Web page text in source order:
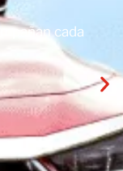
cada